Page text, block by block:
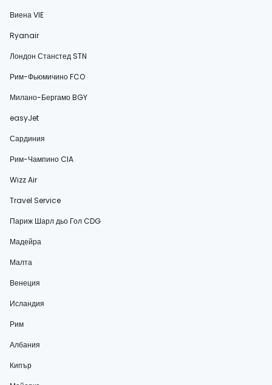
Виена VIE
Ryanair
Лондон Станстед STN
Рим-Фьюмичино FCO
Милано-Бергамо BGY
easyJet
Сардиния
Рим-Чампино CIA
Wizz Air
Travel Service
Париж Шарл дьо Гол CDG
Мадейра
Малта
Венеция
Исландия
Рим
Албания
Кипър